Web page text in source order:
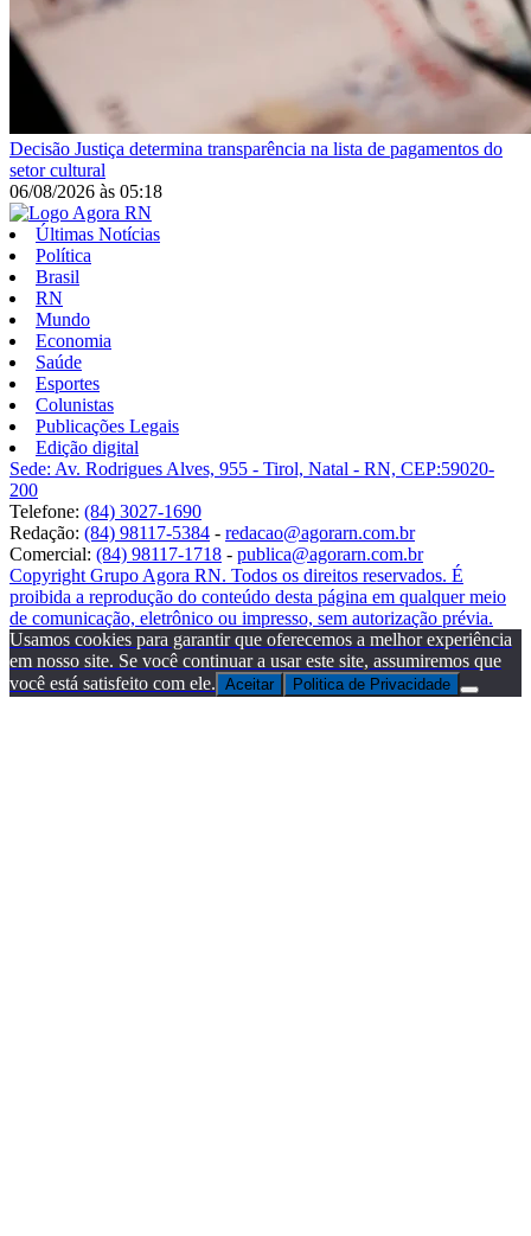
Decisão Justiça determina transparência na lista de pagamentos do
setor cultural
06/08/2026 às 05:18
Últimas Notícias
Política
Brasil
RN
Mundo
Economia
Saúde
Esportes
Colunistas
Publicações Legais
Edição digital
Sede: Av. Rodrigues Alves, 955 - Tirol, Natal - RN, CEP:59020-
200
Telefone: (84) 3027-1690
Redação: (84) 98117-5384 - redacao@agorarn.com.br
Comercial: (84) 98117-1718 - publica@agorarn.com.br
Copyright Grupo Agora RN. Todos os direitos reservados. É
proibida a reprodução do conteúdo desta página em qualquer meio
de comunicação, eletrônico ou impresso, sem autorização prévia.
Usamos cookies para garantir que oferecemos a melhor experiência
em nosso site. Se você continuar a usar este site, assumiremos que
você está satisfeito com ele. Aceitar Politica de Privacidade